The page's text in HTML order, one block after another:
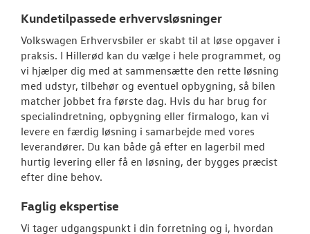
TILBEHØR
RESERVEDELE
NYHEDER
OM OS
Kundetilpassede erhvervsløsninger
Volkswagen Erhvervsbiler er skabt til at løse opgaver i
praksis. I Hillerød kan du vælge i hele programmet, og
vi hjælper dig med at sammensætte den rette løsning
med udstyr, tilbehør og eventuel opbygning, så bilen
matcher jobbet fra første dag. Hvis du har brug for
specialindretning, opbygning eller firmalogo, kan vi
levere en færdig løsning i samarbejde med vores
leverandører. Du kan både gå efter en lagerbil med
hurtig levering eller få en løsning, der bygges præcist
efter dine behov.
Faglig ekspertise
Vi tager udgangspunkt i din forretning og i, hvordan